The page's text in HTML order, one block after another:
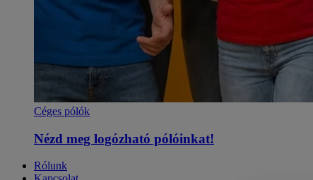
Céges pólók
Nézd meg logózható pólóinkat!
Rólunk